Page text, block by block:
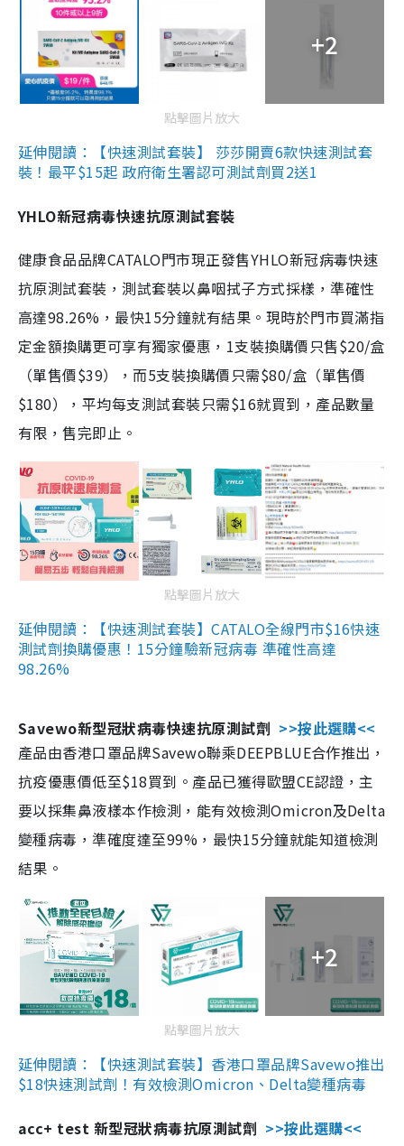
+2
點擊圖片放大
延伸閱讀：【快速測試套裝】 莎莎開賣6款快速測試套
裝！最平$15起 政府衛生署認可測試劑買2送1
YHLO新冠病毒快速抗原測試套裝
健康食品品牌CATALO門市現正發售YHLO新冠病毒快速
抗原測試套裝，測試套裝以鼻咽拭子方式採樣，準確性
高達98.26%，最快15分鐘就有結果。現時於門市買滿指
定金額換購更可享有獨家優惠，1支裝換購價只售$20/盒
（單售價$39），而5支裝換購價只需$80/盒（單售價
$180），平均每支測試套裝只需$16就買到，產品數量
有限，售完即止。
點擊圖片放大
延伸閱讀：【快速測試套裝】CATALO全線門市$16快速
測試劑換購優惠！15分鐘驗新冠病毒 準確性高達
98.26%
Savewo新型冠狀病毒快速抗原測試劑 >>按此選購<<
產品由香港口罩品牌Savewo聯乘DEEPBLUE合作推出，
抗疫優惠價低至$18買到。產品已獲得歐盟CE認證，主
要以採集鼻液樣本作檢測，能有效檢測Omicron及Delta
變種病毒，準確度達至99%，最快15分鐘就能知道檢測
結果。
+2
點擊圖片放大
延伸閱讀：【快速測試套裝】香港口罩品牌Savewo推出
$18快速測試劑！有效檢測Omicron、Delta變種病毒
acc+ test 新型冠狀病毒抗原測試劑 >>按此選購<<